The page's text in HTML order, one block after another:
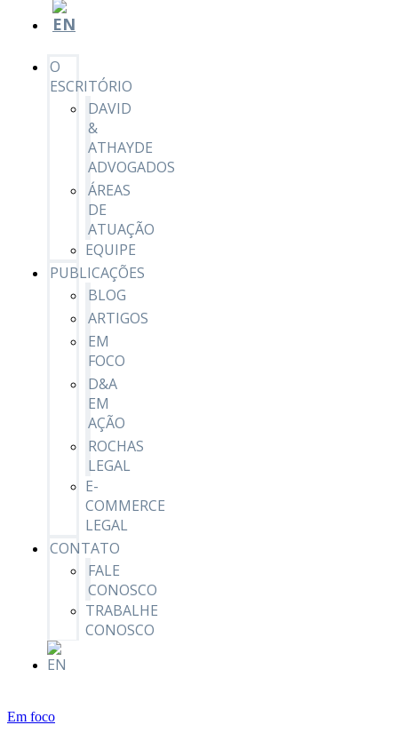
O
ESCRITÓRIO
DAVID
&
ATHAYDE
ADVOGADOS
ÁREAS
DE
ATUAÇÃO
EQUIPE
PUBLICAÇÕES
BLOG
ARTIGOS
EM
FOCO
D&A
EM
AÇÃO
ROCHAS
LEGAL
E-
COMMERCE
LEGAL
CONTATO
FALE
CONOSCO
TRABALHE
CONOSCO
Em foco